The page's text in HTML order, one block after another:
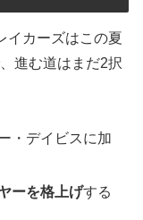
イカーズはこの夏
進む道はまだ2択
・デイビスに加
ーを格上げする